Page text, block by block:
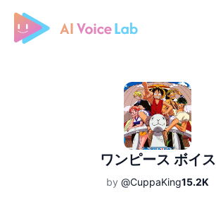
Free AI Cover & AI Voice Over
ワンピース ボイス
by @CuppaKing15.2K